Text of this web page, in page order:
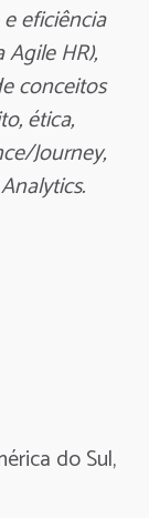
eficiência
HR),
conceitos
ética,
Journey,
do Sul,